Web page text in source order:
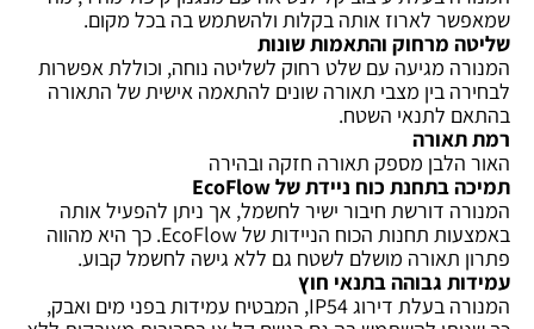
שמאפשר לארוז אותה בקלות ולהשתמש בה בכל מקום.
שליטה מרחוק והתאמות שונות
המנורה מגיעה עם שלט רחוק לשליטה נוחה, וכוללת אפשרות
לבחירה בין מצבי תאורה שונים להתאמה אישית של התאורה
בהתאם לתנאי השטח.
רמת תאורה
האור הלבן מספק תאורה חזקה ובהירה
תמיכה בתחנת כוח ניידת של EcoFlow
המנורה דורשת חיבור ישיר לחשמל, אך ניתן להפעיל אותה
באמצעות תחנות הכוח הניידות של EcoFlow. כך היא מהווה
פתרון תאורה מושלם לשטח גם ללא גישה לחשמל קבוע.
עמידות גבוהה בתנאי חוץ
המנורה בעלת דירוג IP54, המבטיח עמידות בפני מים ואבק,